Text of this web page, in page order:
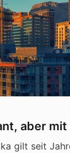
aber mit
gilt seit